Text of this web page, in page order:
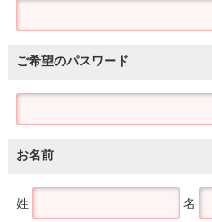
ご希望のパスワード
お名前
姓 名